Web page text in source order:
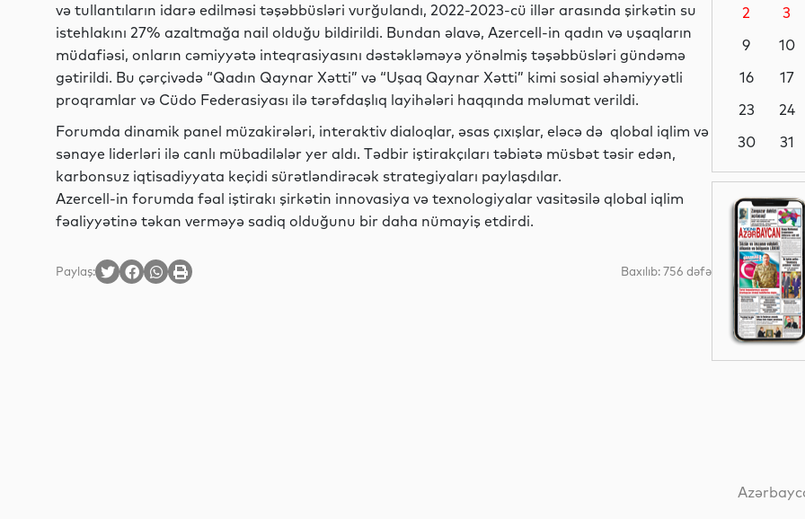
və tullantıların idarə edilməsi təşəbbüsləri vurğulandı, 2022-2023-cü illər arasında şirkətin su
istehlakını 27% azaltmağa nail olduğu bildirildi. Bundan əlavə, Azercell-in qadın və uşaqların
müdafiəsi, onların cəmiyyətə inteqrasiyasını dəstəkləməyə yönəlmiş təşəbbüsləri gündəmə
gətirildi. Bu çərçivədə “Qadın Qaynar Xətti” və “Uşaq Qaynar Xətti” kimi sosial əhəmiyyətli
proqramlar və Cüdo Federasiyası ilə tərəfdaşlıq layihələri haqqında məlumat verildi.
Forumda dinamik panel müzakirələri, interaktiv dialoqlar, əsas çıxışlar, eləcə də qlobal iqlim və
sənaye liderləri ilə canlı mübadilələr yer aldı. Tədbir iştirakçıları təbiətə müsbət təsir edən,
karbonsuz iqtisadiyyata keçidi sürətləndirəcək strategiyaları paylaşdılar.
Azercell-in forumda fəal iştirakı şirkətin innovasiya və texnologiyalar vasitəsilə qlobal iqlim
fəaliyyətinə təkan verməyə sadiq olduğunu bir daha nümayiş etdirdi.
Paylaş: Baxılıb: 756 dəfə
Dünya
Dünya
Dünya
Dünya
2
3
9
10
16
17
23
24
30
31